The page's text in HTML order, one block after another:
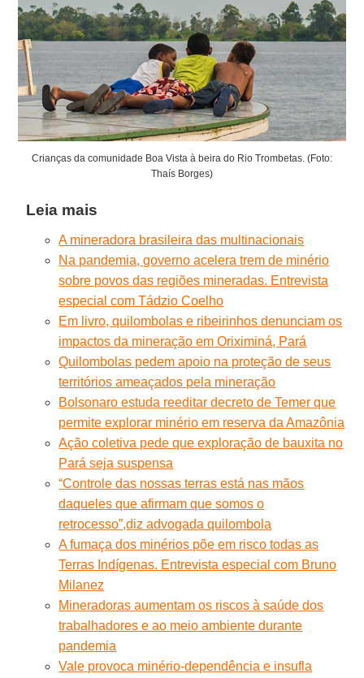
Crianças da comunidade Boa Vista à beira do Rio Trombetas. (Foto:
Thaís Borges)
Leia mais
A mineradora brasileira das multinacionais
Na pandemia, governo acelera trem de minério
sobre povos das regiões mineradas. Entrevista
especial com Tádzio Coelho
Em livro, quilombolas e ribeirinhos denunciam os
impactos da mineração em Oriximiná, Pará
Quilombolas pedem apoio na proteção de seus
territórios ameaçados pela mineração
Bolsonaro estuda reeditar decreto de Temer que
permite explorar minério em reserva da Amazônia
Ação coletiva pede que exploração de bauxita no
Pará seja suspensa
“Controle das nossas terras está nas mãos
daqueles que afirmam que somos o
retrocesso”,diz advogada quilombola
A fumaça dos minérios põe em risco todas as
Terras Indígenas. Entrevista especial com Bruno
Milanez
Mineradoras aumentam os riscos à saúde dos
trabalhadores e ao meio ambiente durante
pandemia
Vale provoca minério-dependência e insufla